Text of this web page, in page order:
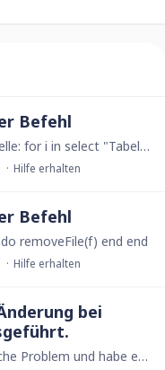
Befehl
löscht alle Anhänge einer Tabelle: for i in select "Tabellenname" do i.( do as server for f in files(this) do removeFile(f) end end; ) end
Hilfe erhalten
Befehl
removeFile(f) end end
Hilfe erhalten
bei
Hallo Josef, ich hatte das gleiche Problem und habe es gelöst indem ich den "Trigger nach Änderung" wiederhole. in deinem Fall z.B.: a.(Trigger 2 := true); a.(Trigger 2 :=false); a.…